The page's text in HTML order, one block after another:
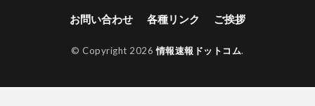
お問い合わせ 各種リンク ご挨拶
© Copyright 2026情報速報ドットコム.